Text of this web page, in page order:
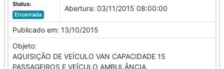
Status:
Encerrada
Abertura: 03/11/2015 08:00:00
Publicado em: 13/10/2015
Objeto:
AQUISIÇÃO DE VEÍCULO VAN CAPACIDADE 15
PASSAGEIROS E VEÍCULO AMBULÂNCIA.